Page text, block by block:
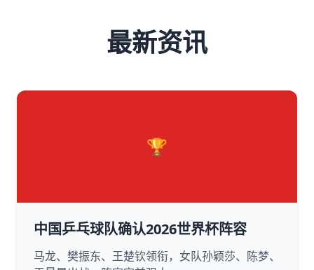
最新资讯
🏆
中国乒乓球队确认2026世界杯阵容
马龙、樊振东、王楚钦领衔，女队孙颖莎、陈梦、